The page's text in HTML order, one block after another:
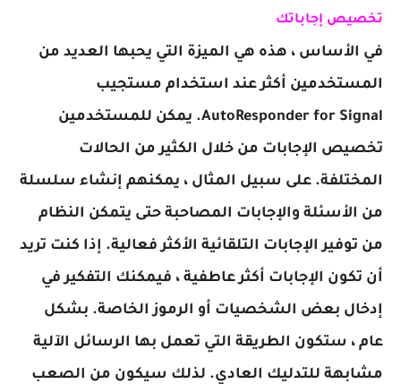
تخصيص إجاباتك
في الأساس ، هذه هي الميزة التي يحبها العديد من
المستخدمين أكثر عند استخدام مستجيب
AutoResponder for Signal. يمكن للمستخدمين
تخصيص الإجابات من خلال الكثير من الحالات
المختلفة. على سبيل المثال ، يمكنهم إنشاء سلسلة
من الأسئلة والإجابات المصاحبة حتى يتمكن النظام
من توفير الإجابات التلقائية الأكثر فعالية. إذا كنت تريد
أن تكون الإجابات أكثر عاطفية ، فيمكنك التفكير في
إدخال بعض الشخصيات أو الرموز الخاصة. بشكل
عام ، ستكون الطريقة التي تعمل بها الرسائل الآلية
مشابهة للتدليك العادي. لذلك سيكون من الصعب